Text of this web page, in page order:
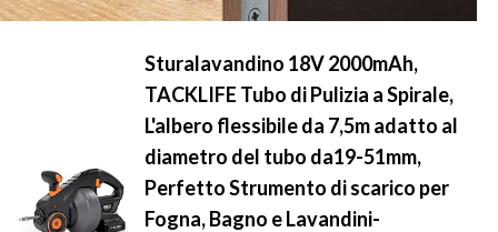
Sturalavandino 18V 2000mAh,
TACKLIFE Tubo di Pulizia a Spirale,
L'albero flessibile da 7,5m adatto al
diametro del tubo da19-51mm,
Perfetto Strumento di scarico per
Fogna, Bagno e Lavandini-